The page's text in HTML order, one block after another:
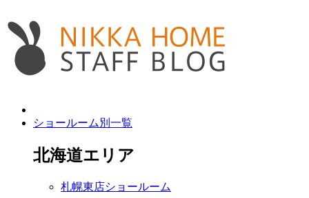
ショールーム別一覧
北海道エリア
札幌東店ショールーム